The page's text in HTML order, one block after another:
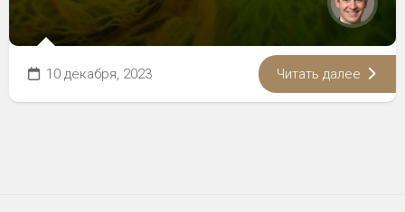
10 декабря, 2023 Читать далее